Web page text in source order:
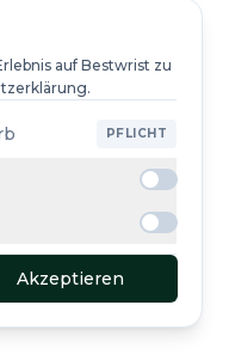
auf Bestwrist zu
PFLICHT
Akzeptieren